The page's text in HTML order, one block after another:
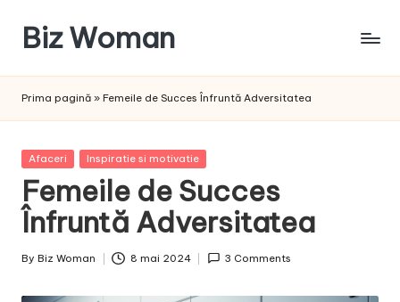
content
Biz Woman
succesul
Prima pagină » Femeile de Succes Înfruntă Adversitatea
Posted
Afaceri Inspiratie si motivatie
Femeile de Succes
Înfruntă Adversitatea
Posted
By Biz Woman 8 mai 2024 3 Comments